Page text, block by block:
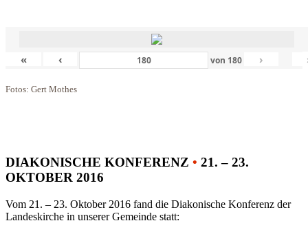
« ‹ von 180 ›
Fotos: Gert Mothes
DIAKONISCHE KONFERENZ • 21. – 23.
OKTOBER 2016
Vom 21. – 23. Oktober 2016 fand die Diakonische Konferenz der
Landeskirche in unserer Gemeinde statt: